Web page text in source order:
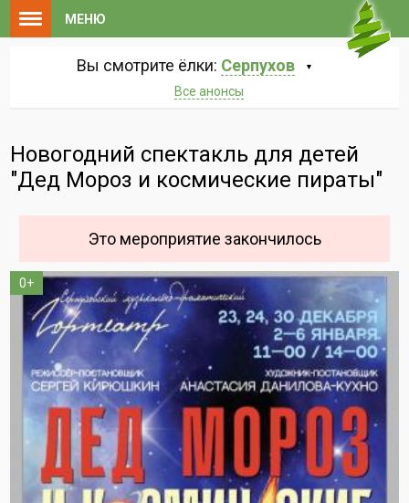
МЕНЮ
Вы смотрите ёлки: Серпухов
Все анонсы
Новогодний спектакль для детей
"Дед Мороз и космические пираты"
Это мероприятие закончилось
0+